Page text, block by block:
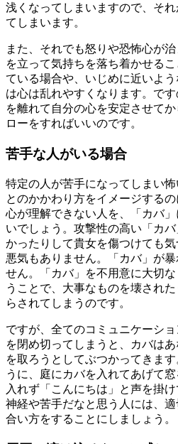
浅くなってしまいますので、そ
てしまいます。
また、それでも怒りや恐怖心が
を立って気持ちを落ち着かせる
ている場合や、いじめに近いよ
は心は乱れやすくなります。で
を離れて自分の心を安定させて
ローをすればいいのです。
苦手な人がいる場合
特定の人が苦手になってしまい
とのかかわり方をイメージする
心が理解できない人を、「カバ
いでしょう。攻撃性の高い「カ
かったりして貴女を傷つけても
悪気もありません。「カバ」が
せん。「カバ」を不用意に大切
うことで、大事なものを壊され
らされてしまうのです。
ですが、全てのコミュニケーシ
を閉め切ってしまうと、カバは
を取ろうとしてぶつかってきま
うに、庭にカバを入れてあげて
入れず「こんにちは」と声を掛
神経や苦手だなと思う人には、
合い方をすることにしましょう。